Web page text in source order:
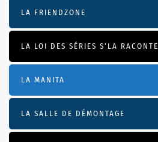
LA FRIENDZONE
LA LOI DES SÉRIES S'LA RACONTE
LA MANITA
LA SALLE DE DÉMONTAGE